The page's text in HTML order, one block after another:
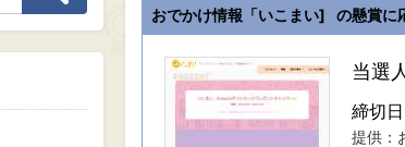
おでかけ情報「いこまい] の懸賞に
当選
締切
提供：